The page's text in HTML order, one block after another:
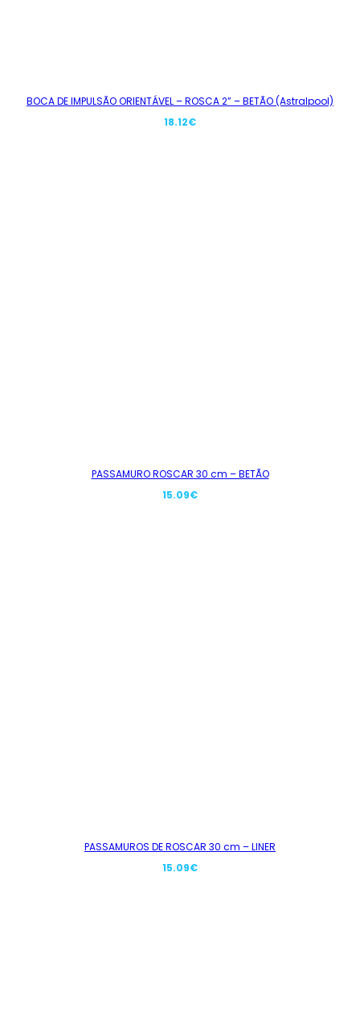
BOCA DE IMPULSÃO ORIENTÁVEL – ROSCA 2” – BETÃO (Astralpool)
18.12€
PASSAMURO ROSCAR 30 cm – BETÃO
15.09€
PASSAMUROS DE ROSCAR 30 cm – LINER
15.09€